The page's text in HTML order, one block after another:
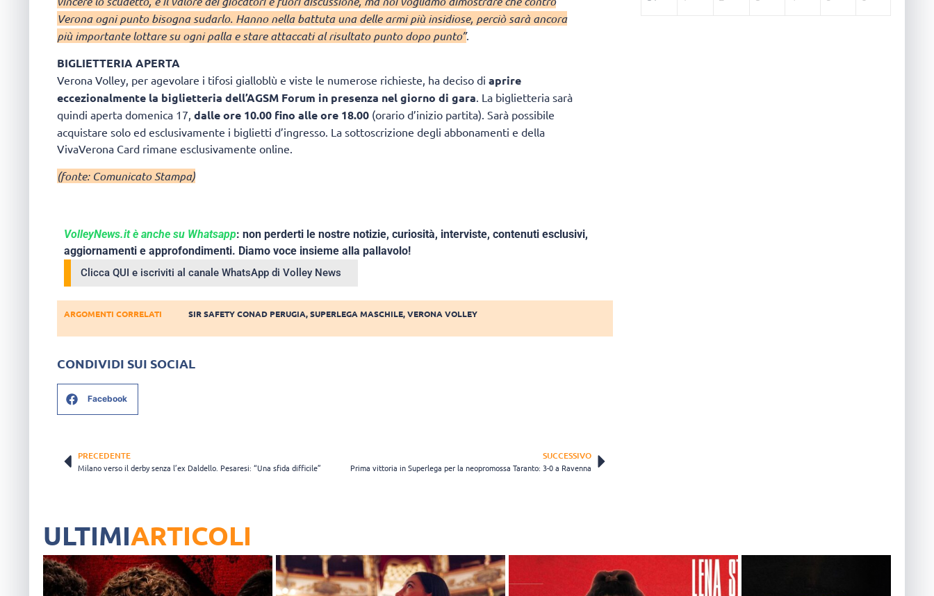
Verona ogni punto bisogna sudarlo. Hanno nella battuta una delle armi più insidiose, perciò sarà ancora
più importante lottare su ogni palla e stare attaccati al risultato punto dopo punto”.
BIGLIETTERIA APERTA
Verona Volley, per agevolare i tifosi gialloblù e viste le numerose richieste, ha deciso di aprire
eccezionalmente la biglietteria dell’AGSM Forum in presenza nel giorno di gara. La biglietteria sarà
quindi aperta domenica 17, dalle ore 10.00 fino alle ore 18.00 (orario d’inizio partita). Sarà possibile
acquistare solo ed esclusivamente i biglietti d’ingresso. La sottoscrizione degli abbonamenti e della
VivaVerona Card rimane esclusivamente online.
(fonte: Comunicato Stampa)
VolleyNews.it è anche su Whatsapp: non perderti le nostre notizie, curiosità, interviste, contenuti esclusivi,
aggiornamenti e approfondimenti. Diamo voce insieme alla pallavolo!
Clicca QUI e iscriviti al canale WhatsApp di Volley News
ARGOMENTI CORRELATI SIR SAFETY CONAD PERUGIA,SUPERLEGA MASCHILE,VERONA VOLLEY
CONDIVIDI SUI SOCIAL
Facebook
PRECEDENTE
Milano verso il derby senza l’ex Daldello. Pesaresi: “Una sfida difficile”
SUCCESSIVO
Prima vittoria in Superlega per la neopromossa Taranto: 3-0 a Ravenna
ULTIMIARTICOLI